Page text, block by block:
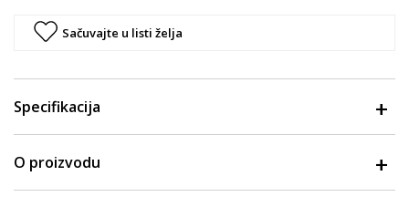
Sačuvajte u listi želja
Specifikacija
O proizvodu